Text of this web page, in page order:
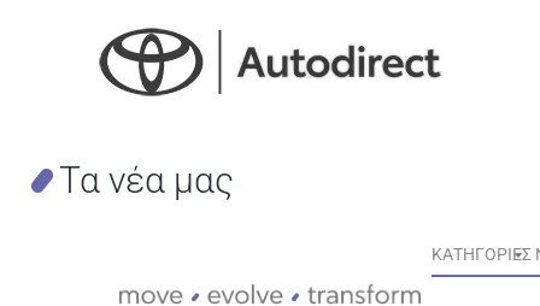
Τα νέα μας